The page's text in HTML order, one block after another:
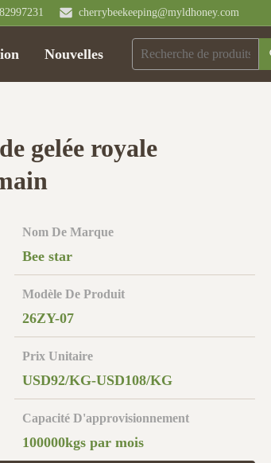
cherrybeekeeping@myldhoney.com
Nouvelles
gelée royale
Nom De Marque
Bee star
Modèle De Produit
26ZY-07
Prix Unitaire
USD92/KG-USD108/KG
Capacité D'approvisionnement
100000kgs par mois